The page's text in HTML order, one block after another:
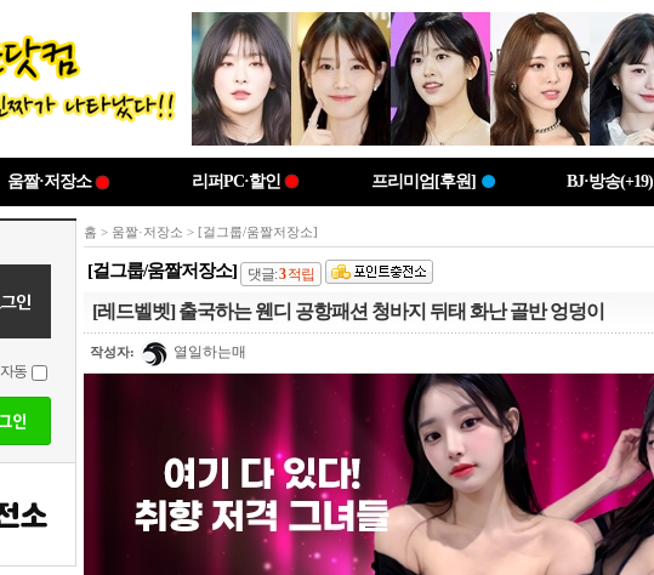
움짤·저장소 리퍼PC·할인 프리미엄[후원] BJ·방송(+19)
자동
홈 > 움짤·저장소 > [걸그룹/움짤저장소]
[걸그룹/움짤저장소] 댓글:3적립
[레드벨벳] 출국하는 웬디 공항패션 청바지 뒤태 화난 골반 엉덩이
작성자: 열일하는매